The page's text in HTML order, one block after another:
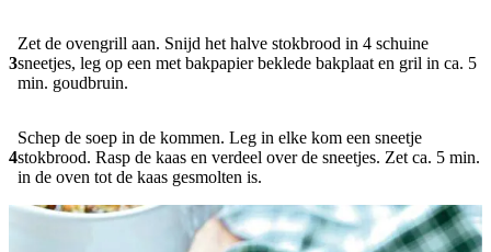
3
Zet de ovengrill aan. Snijd het halve stokbrood in 4 schuine
sneetjes, leg op een met bakpapier beklede bakplaat en gril in ca. 5
min. goudbruin.
4
Schep de soep in de kommen. Leg in elke kom een sneetje
stokbrood. Rasp de kaas en verdeel over de sneetjes. Zet ca. 5 min.
in de oven tot de kaas gesmolten is.